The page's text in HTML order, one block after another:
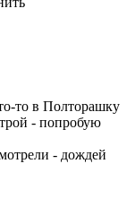
то в Полторашку
- попробую
- дождей